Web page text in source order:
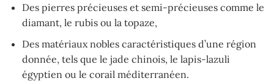
Des pierres précieuses et semi-précieuses comme le
diamant, le rubis ou la topaze,
Des matériaux nobles caractéristiques d’une région
donnée, tels que le jade chinois, le lapis-lazuli
égyptien ou le corail méditerranéen.